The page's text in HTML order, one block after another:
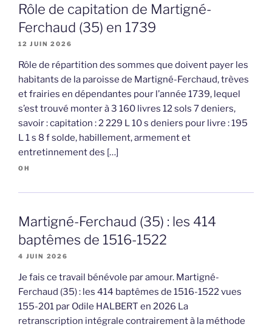
Rôle de capitation de Martigné-
Ferchaud (35) en 1739
12 JUIN 2026
Rôle de répartition des sommes que doivent payer les
habitants de la paroisse de Martigné-Ferchaud, trèves
et frairies en dépendantes pour l’année 1739, lequel
s’est trouvé monter à 3 160 livres 12 sols 7 deniers,
savoir : capitation : 2 229 L 10 s deniers pour livre : 195
L 1 s 8 f solde, habillement, armement et
entretinnement des […]
OH
Martigné-Ferchaud (35) : les 414
baptêmes de 1516-1522
4 JUIN 2026
Je fais ce travail bénévole par amour. Martigné-
Ferchaud (35) : les 414 baptêmes de 1516-1522 vues
155-201 par Odile HALBERT en 2026 La
retranscription intégrale contrairement à la méthode